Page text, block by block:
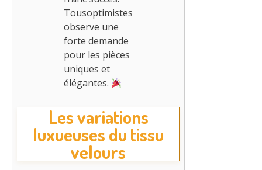
Tousoptimistes
observe une
forte demande
pour les pièces
uniques et
élégantes.
Les variations
luxueuses du tissu
velours